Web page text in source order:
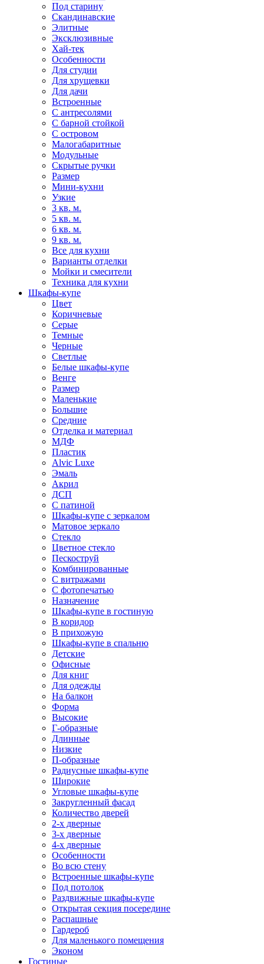
Под старину
Скандинавские
Элитные
Эксклюзивные
Хай-тек
Особенности
Для студии
Для хрущевки
Для дачи
Встроенные
С антресолями
С барной стойкой
С островом
Малогабаритные
Модульные
Скрытые ручки
Размер
Мини-кухни
Узкие
3 кв. м.
5 кв. м.
6 кв. м.
9 кв. м.
Все для кухни
Варианты отделки
Мойки и смесители
Техника для кухни
Шкафы-купе
Цвет
Коричневые
Серые
Темные
Черные
Светлые
Белые шкафы-купе
Венге
Размер
Маленькие
Большие
Средние
Отделка и материал
МДФ
Пластик
Alvic Luxe
Эмаль
Акрил
ДСП
С патиной
Шкафы-купе с зеркалом
Матовое зеркало
Стекло
Цветное стекло
Пескоструй
Комбинированные
С витражами
С фотопечатью
Назначение
Шкафы-купе в гостиную
В коридор
В прихожую
Шкафы-купе в спальню
Детские
Офисные
Для книг
Для одежды
На балкон
Форма
Высокие
Г-образные
Длинные
Низкие
П-образные
Радиусные шкафы-купе
Широкие
Угловые шкафы-купе
Закругленный фасад
Количество дверей
2-х дверные
3-х дверные
4-х дверные
Особенности
Во всю стену
Встроенные шкафы-купе
Под потолок
Раздвижные шкафы-купе
Открытая секция посередине
Распашные
Гардероб
Для маленького помещения
Эконом
Гостиные